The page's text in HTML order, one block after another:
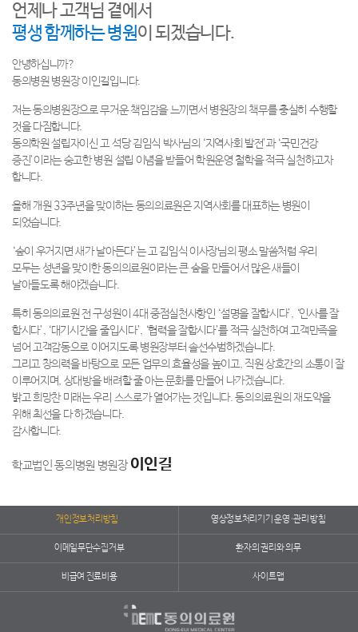
언제나 고객님 곁에서
평생 함께하는 병원이 되겠습니다.
안녕하십니까?
동의병원 병원장 이인길입니다.
저는 동의병원장으로 무거운 책임감을 느끼면서 병원장의 책무를 충실히 수행할
것을 다짐합니다.
동의학원 설립자이신 고 석당 김임식 박사님의 ‘지역사회 발전’과 ‘국민건강
증진’이라는 숭고한 병원 설립 이념을 받들어 학원운영 철학을 적극 실천하고자
합니다.
올해 개원 33주년을 맞이하는 동의의료원은 지역사회를 대표하는 병원이
되었습니다.
‘숲이 우거지면 새가 날아든다’는 고 김임식 이사장님의 평소 말씀처럼 우리
모두는 성년을 맞이한 동의의료원이라는 큰 숲을 만들어서 많은 새들이
날아들도록 해야겠습니다.
특히 동의의료원 전 구성원이 4대 중점실천사항인 ‘설명을 잘합시다’, ‘인사를 잘
합시다’, ‘대기시간을 줄입시다’, ‘협력을 잘합시다’를 적극 실천하여 고객만족을
넘어 고객감동으로 이어지도록 병원장부터 솔선수범하겠습니다.
그리고 창의력을 바탕으로 모든 업무의 효율성을 높이고, 직원 상호간의 소통이 잘
이루어지며, 상대방을 배려할 줄 아는 문화를 만들어 나가겠습니다.
밝고 희망찬 미래는 우리 스스로가 열어가는 것입니다. 동의의료원의 재도약을
위해 최선을 다 하겠습니다.
감사합니다.
학교법인 동의병원 병원장이인길
개인정보처리방침 영상정보처리기기 운영·관리 방침
이메일무단수집거부 환자의 권리와 의무
비급여 진료비용 사이트맵